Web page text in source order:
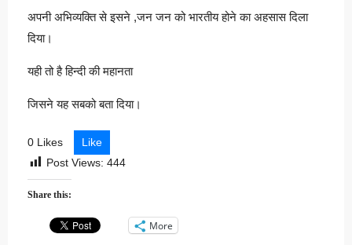
अपनी अभिव्यक्ति से इसने ,जन जन को भारतीय होने का अहसास दिला
दिया।
यही तो है हिन्दी की महानता
जिसने यह सबको बता दिया।
0 Likes
Like
Post Views: 444
Share this:
More